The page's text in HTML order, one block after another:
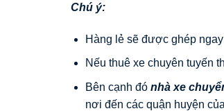
Chú ý:
Hàng lẻ sẽ được ghép
Nếu thuê xe chuyên tuyến
Bên cạnh đó nhà xe
nơi đến các quận huyện của